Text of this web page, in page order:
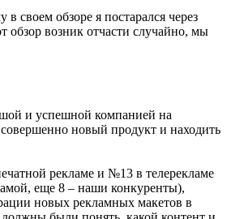
своем обзоре я постарался через
возник отчасти случайно, мы
и успешной компанией на
новый продукт и находить
рекламе и №13 в телерекламе
еще 8 – наши конкуренты),
новых рекламных макетов в